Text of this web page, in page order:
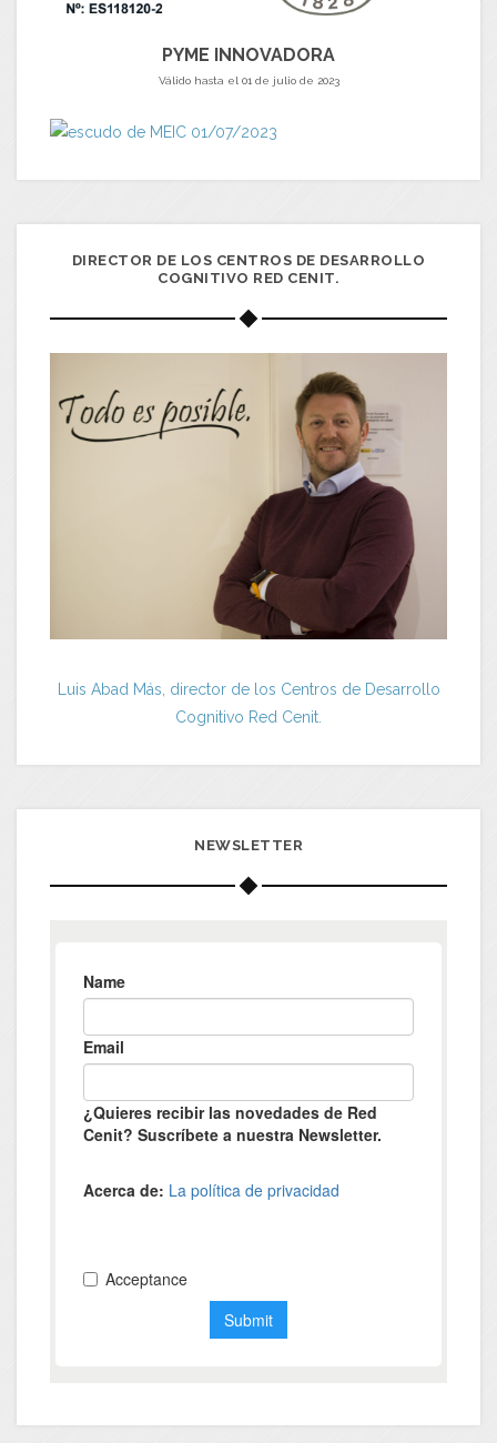
PYME INNOVADORA
Válido hasta el 01 de julio de 2023
DIRECTOR DE LOS CENTROS DE DESARROLLO
COGNITIVO RED CENIT.
Luis Abad Más, director de los Centros de Desarrollo
Cognitivo Red Cenit.
NEWSLETTER